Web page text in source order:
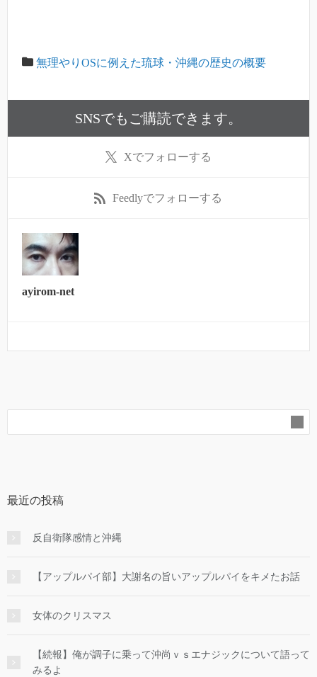
無理やりOSに例えた琉球・沖縄の歴史の概要
SNSでもご購読できます。
Xでフォローする
Feedlyでフォローする
ayirom-net
最近の投稿
反自衛隊感情と沖縄
【アップルパイ部】大謝名の旨いアップルパイをキメたお話
女体のクリスマス
【続報】俺が調子に乗って沖尚ｖｓエナジックについて語って
みるよ